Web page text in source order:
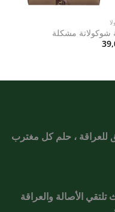
شوكولاتة مشكلة
، حلم كل مغترب
الأصالة والعراقة